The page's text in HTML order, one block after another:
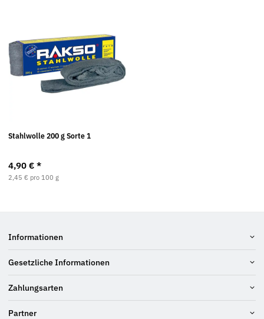
Stahlwolle 200 g Sorte 1
4,90 € *
2,45 € pro 100 g
Informationen
Gesetzliche Informationen
Zahlungsarten
Partner